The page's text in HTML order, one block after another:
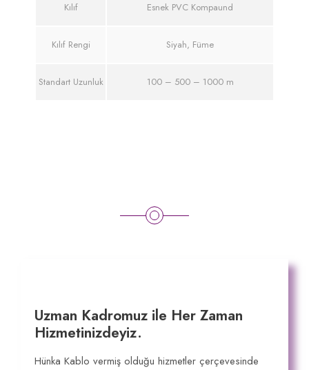
Kılıf Esnek PVC Kompaund
Kılıf Rengi Siyah, Füme
Standart Uzunluk 100 – 500 – 1000 m
Uzman Kadromuz ile Her Zaman
Hizmetinizdeyiz.
Hünka Kablo vermiş olduğu hizmetler çerçevesinde